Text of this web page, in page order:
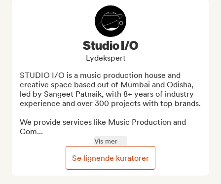
Studio I/O
Lydekspert
STUDIO I/O is a music production house and
creative space based out of Mumbai and Odisha,
led by Sangeet Patnaik, with 8+ years of industry
experience and over 300 projects with top brands.
We provide services like Music Production and
Com...
Vis mer
Se lignende kuratorer